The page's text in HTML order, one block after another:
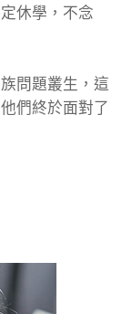
休學，不念
問題叢生，這
們終於面對了